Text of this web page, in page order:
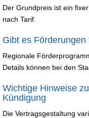
Der Grundpreis ist ein
nach Tarif.
Gibt es
Regionale
Details können bei den
Wichtige Hinweise
Kündigung
Die Vertragsgestaltung